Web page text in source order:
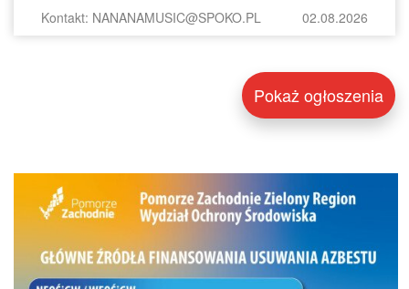
Kontakt: NANANAMUSIC@SPOKO.PL 02.08.2026
Pokaż ogłoszenia